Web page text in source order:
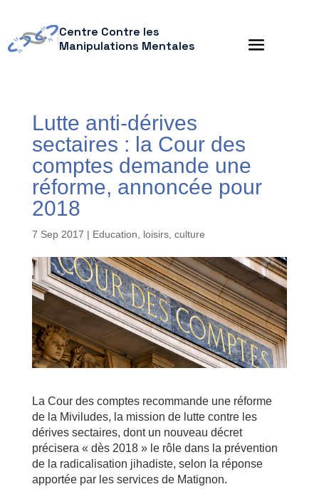
Centre Contre les
Manipulations Mentales
Lutte anti-dérives
sectaires : la Cour des
comptes demande une
réforme, annoncée pour
2018
7 Sep 2017 | Education, loisirs, culture
La Cour des comptes recommande une réforme
de la Miviludes, la mission de lutte contre les
dérives sectaires, dont un nouveau décret
précisera « dès 2018 » le rôle dans la prévention
de la radicalisation jihadiste, selon la réponse
apportée par les services de Matignon.